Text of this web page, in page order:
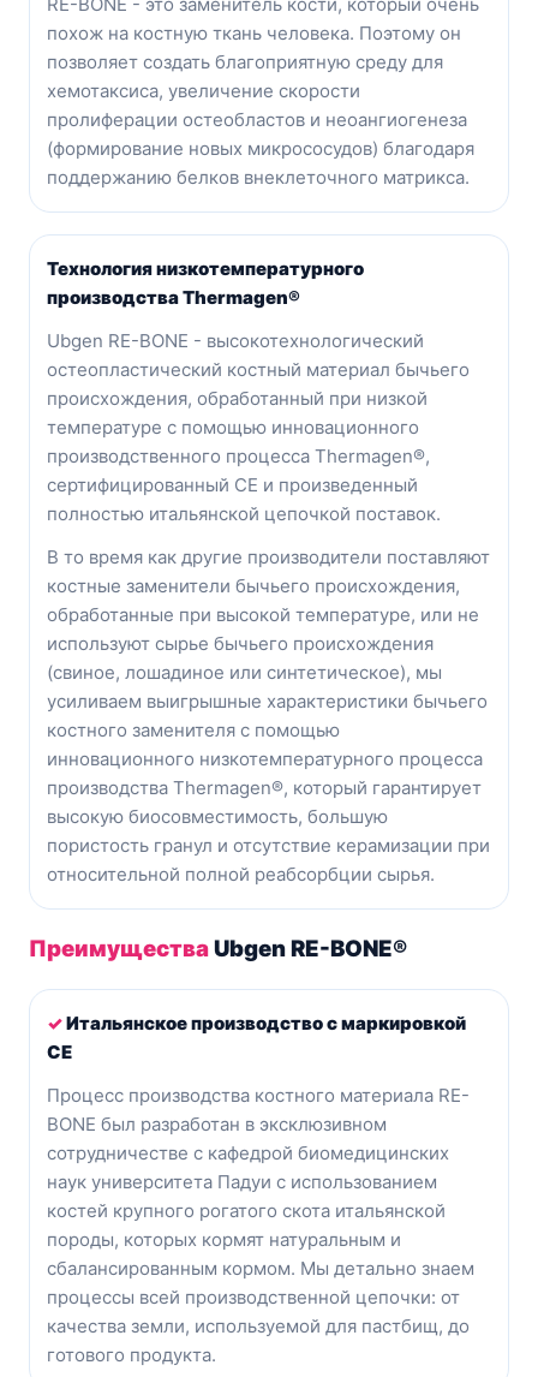
похож на костную ткань человека. Поэтому он
позволяет создать благоприятную среду для
хемотаксиса, увеличение скорости
пролиферации остеобластов и неоангиогенеза
(формирование новых микрососудов) благодаря
поддержанию белков внеклеточного матрикса.
Технология низкотемпературного
производства Thermagen®
Ubgen RE-BONE - высокотехнологический
остеопластический костный материал бычьего
происхождения, обработанный при низкой
температуре с помощью инновационного
производственного процесса Thermagen®,
сертифицированный CE и произведенный
полностью итальянской цепочкой поставок.
В то время как другие производители поставляют
костные заменители бычьего происхождения,
обработанные при высокой температуре, или не
используют сырье бычьего происхождения
(свиное, лошадиное или синтетическое), мы
усиливаем выигрышные характеристики бычьего
костного заменителя с помощью
инновационного низкотемпературного процесса
производства Thermagen®, который гарантирует
высокую биосовместимость, большую
пористость гранул и отсутствие керамизации при
относительной полной реабсорбции сырья.
ПреимуществаUbgen RE-BONE®
✓Итальянское производство с маркировкой
CE
Процесс производства костного материала RE-
BONE был разработан в эксклюзивном
сотрудничестве с кафедрой биомедицинских
наук университета Падуи с использованием
костей крупного рогатого скота итальянской
породы, которых кормят натуральным и
сбалансированным кормом. Мы детально знаем
процессы всей производственной цепочки: от
качества земли, используемой для пастбищ, до
готового продукта.